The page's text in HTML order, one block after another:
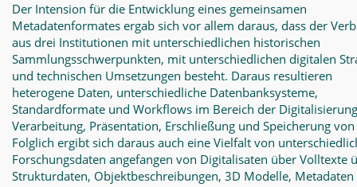
Der Intension für die Entwicklung eines gemeinsamen
Metadatenformates ergab sich vor allem daraus, dass der
aus drei Institutionen mit unterschiedlichen historischen
Sammlungsschwerpunkten, mit unterschiedlichen digitalen
und technischen Umsetzungen besteht. Daraus resultieren
heterogene Daten, unterschiedliche Datenbanksysteme,
Standardformate und Workflows im Bereich der
Verarbeitung, Präsentation, Erschließung und Speicherung
Folglich ergibt sich daraus auch eine Vielfalt von
Forschungsdaten angefangen von Digitalisaten über Volltexte
Strukturdaten, Objektbeschreibungen, 3D Modelle, Metadaten